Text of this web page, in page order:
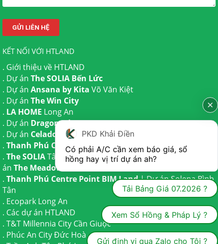
KẾT NỐI VỚI HTLAND
. Giới thiệu về HTLAND
. Dự án The SOLIA Bến Lức
. Dự án Ansana by Kita Võ Văn Kiệt
. Dự án The Win City
. LA HOME Long An
. Dự án Dragon Eden Long An
. Dự án Celadon City
Tân Phú
. Thanh Phú Centre PointBến Lức
. The SOLIATây Ninh | Dự ánThe AGULATrần Anh và Dự
án The Meadow
. Thanh Phú Centre Point BIM Land| Dự ánSolena Bình
Tân
. Ecopark Long An
. Các dự án HTLAND
. T&T Millennia City Cần Giuộc
. Phúc An CityĐức Hoà
PKD Khải Điền
Có phải A/C cần xem báo giá, sổ
hồng hay vị trí dự án ah?
Tải Bảng Giá 07.2026 ?
Xem Sổ Hồng & Pháp Lý ?
Gửi định vị qua Zalo cho Tôi ?